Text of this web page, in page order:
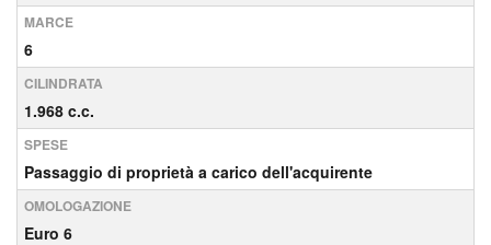
MARCE
6
CILINDRATA
1.968 c.c.
SPESE
Passaggio di proprietà a carico dell'acquirente
OMOLOGAZIONE
Euro 6